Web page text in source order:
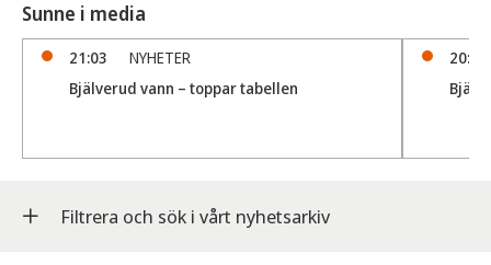
Sunne i media
21:03
NYHETER
Bjälverud vann – toppar tabellen
20:58
Filtrera och sök i vårt nyhetsarkiv